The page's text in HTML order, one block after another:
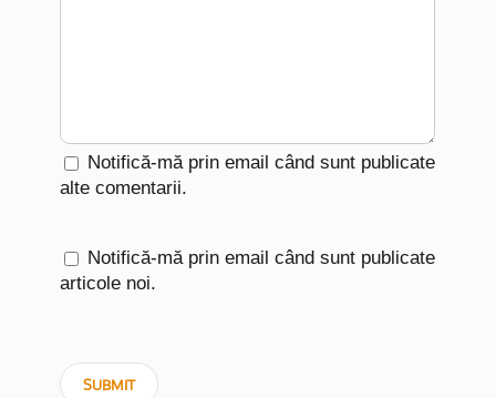
Notifică-mă prin email când sunt publicate
alte comentarii.
Notifică-mă prin email când sunt publicate
articole noi.